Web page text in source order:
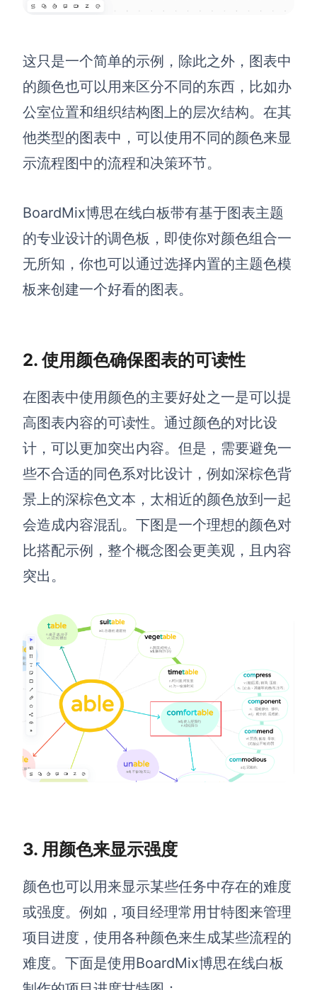
查看所有场景
AI创作
创意与绘图
AI生成鱼骨图
AI生成组织结构图
战略与流程设计
AI生成PEST分析
AI生成价值链
数据分析与策略
AI生成波士顿矩阵
AI生成波特五力模型
AI生成4P营销理论模型
AI生成竞品分析
AI生成安索夫矩阵
AI生成Grow模型
AI生成AARRR模型
智能创作
AI对话
AI生成简历
企业服务
私有化部署
管理功能定制 · 专业部署方案
客户案例
用boardmix提升团队协作效率
这只是一个简单的示例，除此之外，图表中
的颜色也可以用来区分不同的东西，比如办
公室位置和组织结构图上的层次结构。在其
他类型的图表中，可以使用不同的颜色来显
示流程图中的流程和决策环节。
BoardMix博思在线白板带有基于图表主题
的专业设计的调色板，即使你对颜色组合一
无所知，你也可以通过选择内置的主题色模
板来创建一个好看的图表。
2. 使用颜色确保图表的可读性
在图表中使用颜色的主要好处之一是可以提
高图表内容的可读性。通过颜色的对比设
计，可以更加突出内容。但是，需要避免一
些不合适的同色系对比设计，例如深棕色背
景上的深棕色文本，太相近的颜色放到一起
会造成内容混乱。下图是一个理想的颜色对
比搭配示例，整个概念图会更美观，且内容
突出。
3. 用颜色来显示强度
颜色也可以用来显示某些任务中存在的难度
或强度。例如，项目经理常用甘特图来管理
项目进度，使用各种颜色来生成某些流程的
难度。下面是使用BoardMix博思在线白板